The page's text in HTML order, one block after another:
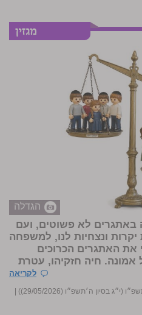
הגדלה
באתגרים לא פשוטים, ועם
ונצחיות לנו, למשפחה
את האתגרים הכרוכים
חיה חזקיהו, עטרת
לקריאה
(י״ג בסיון ה׳תשפ״ו (29/05/2026))